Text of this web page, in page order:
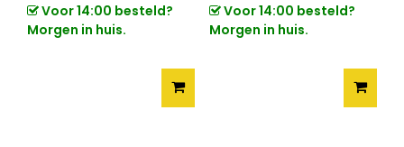
Voor 14:00 besteld?
Morgen in huis.
Voor 14:00 besteld?
Morgen in huis.